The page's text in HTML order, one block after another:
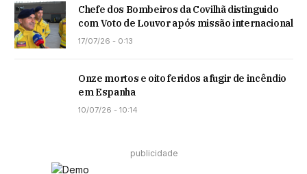
Chefe dos Bombeiros da Covilhã distinguido
com Voto de Louvor após missão internacional
17/07/26 - 0:13
Onze mortos e oito feridos a fugir de incêndio
em Espanha
10/07/26 - 10:14
publicidade